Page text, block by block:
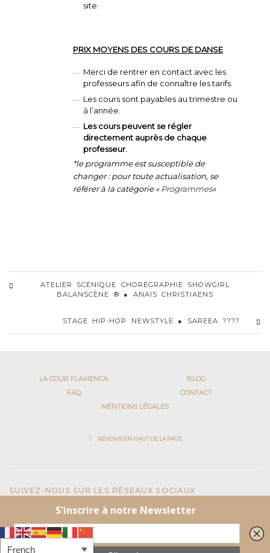
site.
PRIX MOYENS DES COURS DE DANSE
Merci de rentrer en contact avec les
professeurs afin de connaître les tarifs.
Les cours sont payables au trimestre ou
à l’année.
Les cours peuvent se régler
directement auprès de chaque
professeur.
*le programme est susceptible de
changer : pour toute actualisation, se
référer à la catégorie «Programmes«
ATELIER SCÉNIQUE CHORÉGRAPHIE SHOWGIRL
BALANSCÈNE ® ● ANAÏS CHRISTIAENS
STAGE HIP-HOP NEWSTYLE ● SAREEA ????
LA COUR FLAMENCA
BLOG
FAQ
CONTACT
MENTIONS LÉGALES
REVENIR EN HAUT DE LA PAGE
SUIVEZ-NOUS SUR LES RÉSEAUX SOCIAUX
FacebookInstagram
Centre de danse du marais
41 rue du Temple